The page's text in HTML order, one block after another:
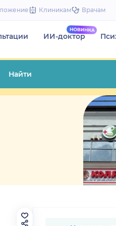
Клиникам Врачам
ИИ-доктор
Найти